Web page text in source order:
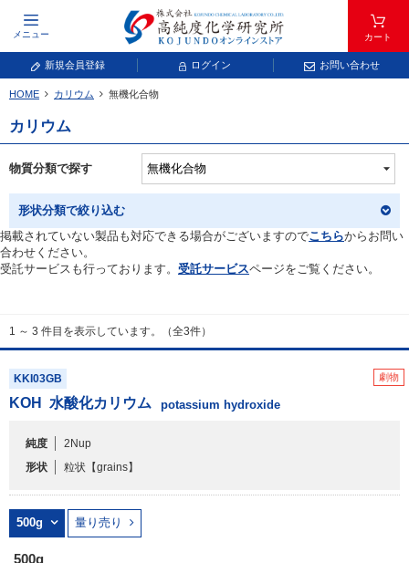
メニュー カート
新規会員登録 ログイン お問い合わせ
元素記号で検索する
元素周期表をタップすると、拡大表示されます。拡大した表から元素記号をタップ
し、一覧へ移動してください。
常温常圧で気体であり、弊社では取り扱いしておりません。
放射性元素または人工元素であり、弊社では取り扱いしておりません。
キーワードで検索する
化学式で検索
HOME カリウム 無機化合物
カリウム
物質分類で探す
形状分類で絞り込む
掲載されていない製品も対応できる場合がございますのでこちらからお問い
合わせください。
受託サービスも行っております。 受託サービスページをご覧ください。
1 ～ 3 件目を表示しています。（全3件）
劇物
KKI03GB
KOH 水酸化カリウム potassium hydroxide
純度
2Nup
形状
粒状 【grains】
500g 量り売り
500g